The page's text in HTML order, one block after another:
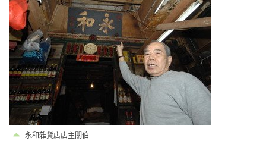
永和雜貨店店主關伯